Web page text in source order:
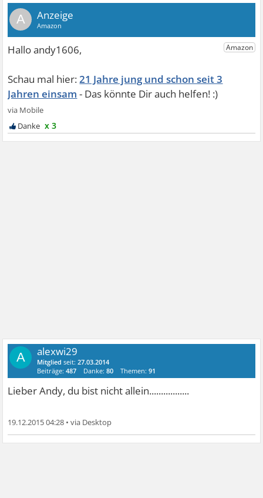
A
21 Jahre jung und schon seit 3
Jahren einsam
x 3
A alexwi29
Mitglied seit:27.03.2014
Beiträge:487 Danke:80 Themen:91
Lieber Andy, du bist nicht allein.................
19.12.2015 04:28 •